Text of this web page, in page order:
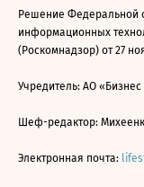
Решение Федеральной
информационных
(Роскомнадзор) от 27
Учредитель: АО
Шеф-редактор:
Электронная почта: